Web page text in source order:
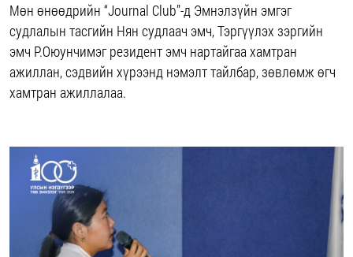
Мөн өнөөдрийн “Journal Club”-д Эмнэлзүйн эмгэг
судлалын тасгийн Нян судлаач эмч, Тэргүүлэх зэргийн
эмч Р.Оюунчимэг резидент эмч нартайгаа хамтран
ажиллан, сэдвийн хүрээнд нэмэлт тайлбар, зөвлөмж өгч
хамтран ажиллалаа.